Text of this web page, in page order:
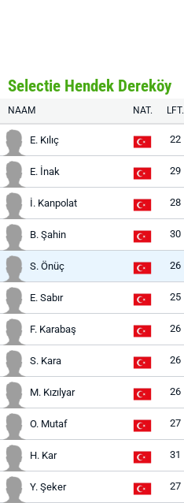
Selectie Hendek Dereköy
NAAM NAT. LFT.
E. Kılıç 22
E. İnak 29
İ. Kanpolat 28
B. Şahin 30
S. Önüç 26
E. Sabır 25
F. Karabaş 26
S. Kara 26
M. Kızılyar 26
O. Mutaf 27
H. Kar 31
Y. Şeker 27